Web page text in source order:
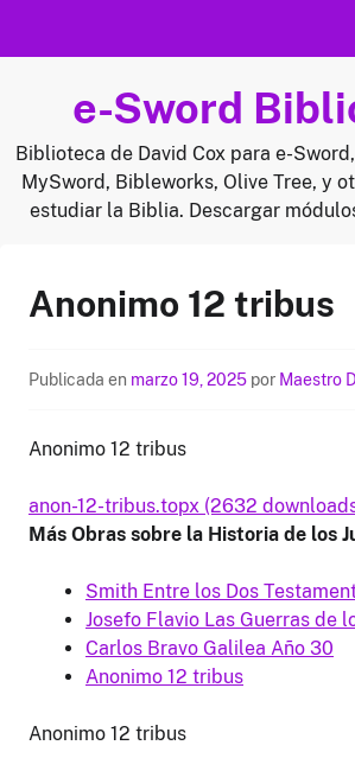
e-Sword
Biblioteca de David Cox para e-
MySword, Bibleworks, Olive Tree, y
estudiar la Biblia. Descargar
Anonimo 12 tribus
Publicada en marzo 19, 2025 por Maestro
Anonimo 12 tribus
anon-12-tribus.topx (2632
Más Obras sobre la Historia de los
Smith Entre los Dos
Josefo Flavio Las Guerras de
Carlos Bravo Galilea Año 30
Anonimo 12 tribus
Anonimo 12 tribus